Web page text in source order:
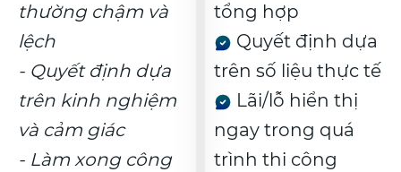
thường chậm và
lệch
- Quyết định dựa
trên kinh nghiệm
và cảm giác
- Làm xong công
tổng hợp
Quyết định dựa
trên số liệu thực tế
Lãi/lỗ hiển thị
ngay trong quá
trình thi công